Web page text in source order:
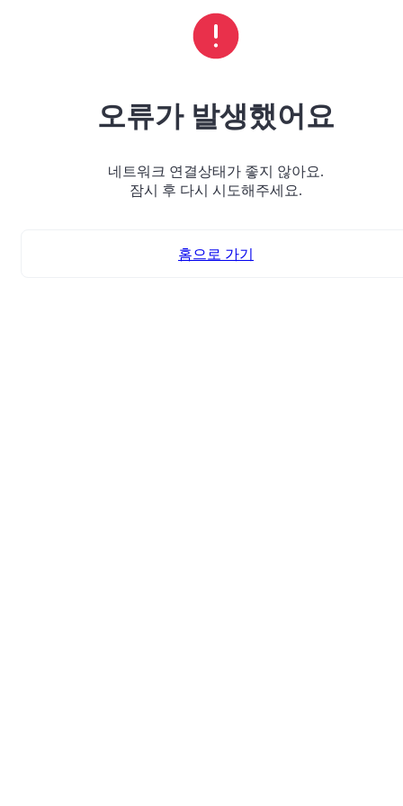
오류가 발생했어요
네트워크 연결상태가 좋지 않아요.
잠시 후 다시 시도해주세요.
홈으로 가기